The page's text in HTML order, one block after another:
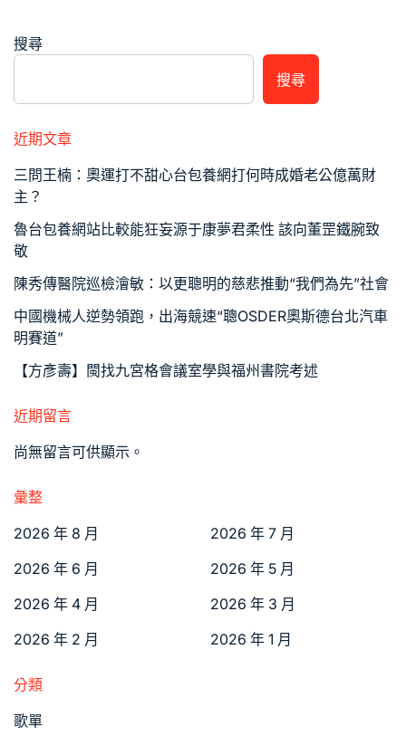
搜尋
搜尋
近期文章
三問王楠：奧運打不甜心台包養網打何時成婚老公億萬財
主？
魯台包養網站比較能狂妄源于康夢君柔性 該向董罡鐵腕致
敬
陳秀傳醫院巡檢澮敏：以更聰明的慈悲推動“我們為先”社會
中國機械人逆勢領跑，出海競速“聰OSDER奧斯德台北汽車
明賽道”
【方彥壽】閩找九宮格會議室學與福州書院考述
近期留言
尚無留言可供顯示。
彙整
2026 年 8 月
2026 年 7 月
2026 年 6 月
2026 年 5 月
2026 年 4 月
2026 年 3 月
2026 年 2 月
2026 年 1 月
分類
歌單